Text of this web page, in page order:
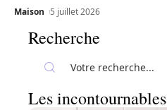
Maison 5 juillet 2026
Recherche
Les incontournables